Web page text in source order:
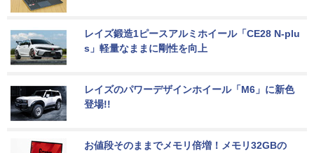
レイズ鍛造1ピースアルミホイール「CE28 N-plu
s」軽量なままに剛性を向上
レイズのパワーデザインホイール「M6」に新色
登場!!
お値段そのままでメモリ倍増！メモリ32GBの